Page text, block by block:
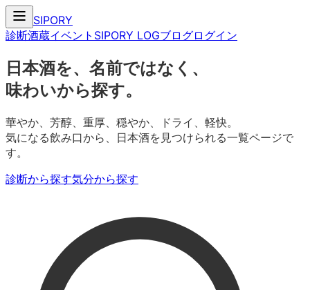
SIPORY
診断酒蔵イベント SIPORY LOGブログログイン
日本酒を、名前ではなく、
味わいから探す。
華やか、芳醇、重厚、穏やか、ドライ、軽快。
気になる飲み口から、日本酒を見つけられる一覧ページで
す。
診断から探す気分から探す